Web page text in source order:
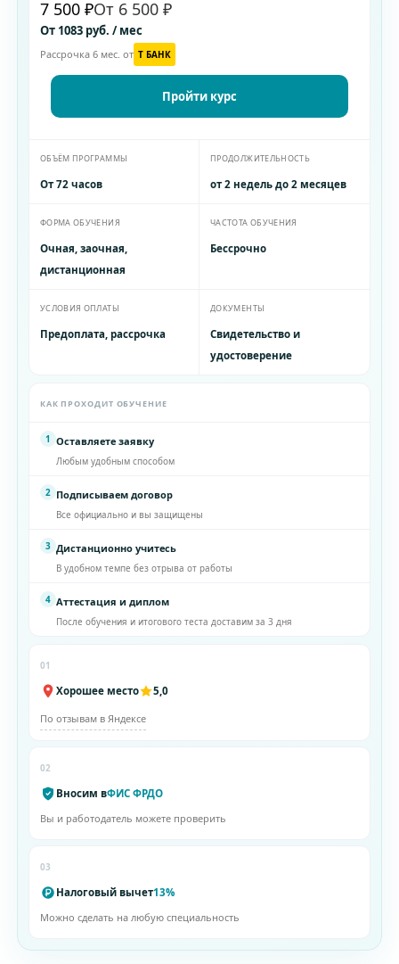
7 500 ₽От 6 500 ₽
От 1083 руб. / мес
Рассрочка 6 мес. от T БАНК
Пройти курс
ОБЪЁМ ПРОГРАММЫ
От 72 часов
ПРОДОЛЖИТЕЛЬНОСТЬ
от 2 недель до 2 месяцев
ФОРМА ОБУЧЕНИЯ
Очная, заочная,
дистанционная
ЧАСТОТА ОБУЧЕНИЯ
Бессрочно
УСЛОВИЯ ОПЛАТЫ
Предоплата, рассрочка
ДОКУМЕНТЫ
Свидетельство и
удостоверение
КАК ПРОХОДИТ ОБУЧЕНИЕ
1 Оставляете заявку
Любым удобным способом
2 Подписываем договор
Все официально и вы защищены
3 Дистанционно учитесь
В удобном темпе без отрыва от работы
4 Аттестация и диплом
После обучения и итогового теста доставим за 3 дня
01
Хорошее место 5,0
По отзывам в Яндексе
02
Вносим вФИС ФРДО
Вы и работодатель можете проверить
03
Налоговый вычет13%
Можно сделать на любую специальность